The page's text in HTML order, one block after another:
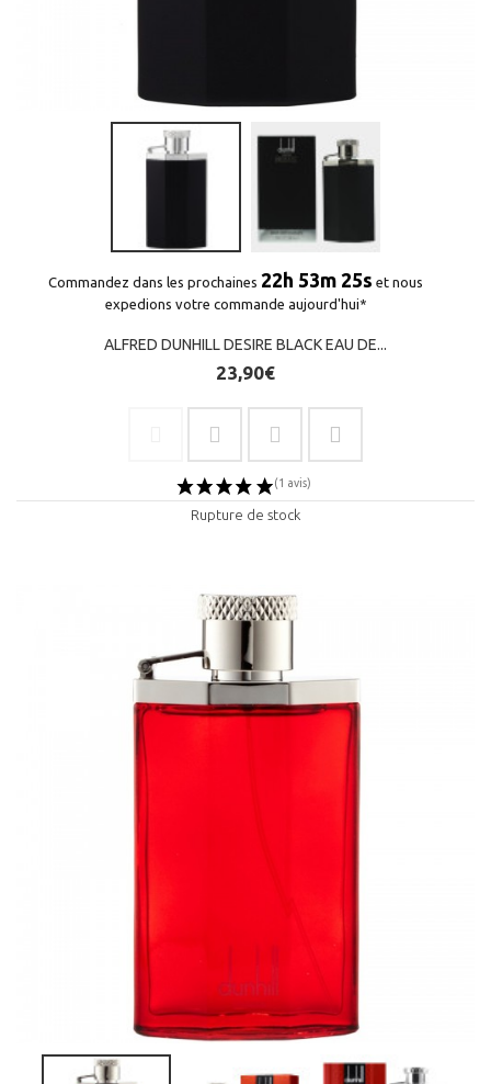
Commandez dans les prochaines 22h 53m 25s et nous
expedions votre commande aujourd'hui*
ALFRED DUNHILL DESIRE BLACK EAU DE...
23,90€
Rupture de stock